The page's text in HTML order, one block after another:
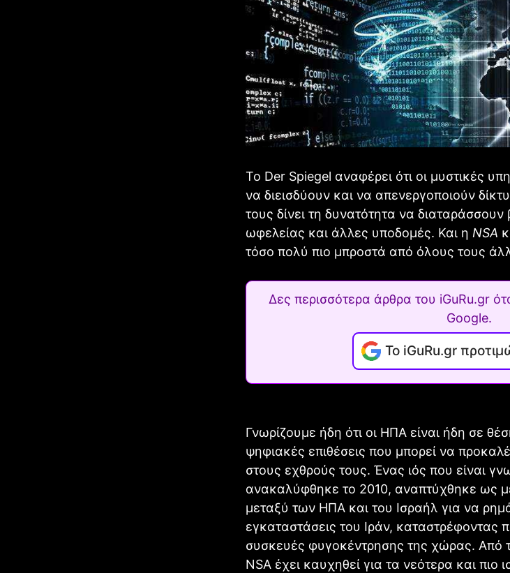
Το Der Spiegel αναφέρει ότι οι μυστικές
να διεισδύουν και να απενεργοποιούν
τους δίνει τη δυνατότητα να διαταράσσουν
ωφελείας και άλλες υποδομές. Και η NSA
τόσο πολύ πιο μπροστά από όλους τους
Δες περισσότερα άρθρα του iGuRu.gr
Google.
Το iGuRu.gr
Γνωρίζουμε ήδη ότι οι ΗΠΑ είναι ήδη σε
ψηφιακές επιθέσεις που μπορεί να
στους εχθρούς τους. Ένας ιός που είναι
ανακαλύφθηκε το 2010, αναπτύχθηκε ως
μεταξύ των ΗΠΑ και του Ισραήλ για να
εγκαταστάσεις του Ιράν, καταστρέφοντας
συσκευές φυγοκέντρησης της χώρας. Από
NSA έχει καυχηθεί για τα νεότερα και